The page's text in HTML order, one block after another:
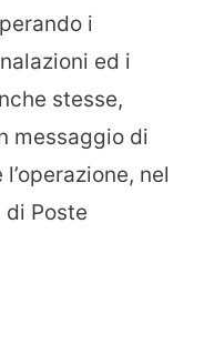
i
ed i
stesse,
messaggio di
nel
Poste